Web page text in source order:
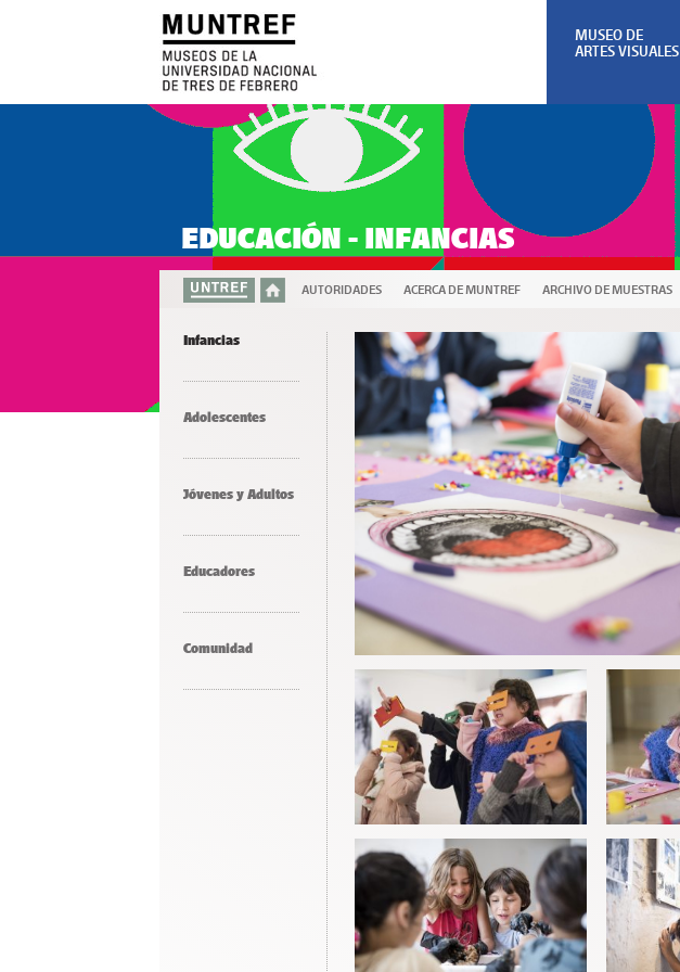
AUTORIDADES ACERCA DE MUNTREF ARCHIVO DE MUESTRAS
EDUCACIÓN - INFANCIAS
Infancias
Adolescentes
Jóvenes y Adultos
Educadores
Comunidad
MUSEO DE
ARTES VISUALES